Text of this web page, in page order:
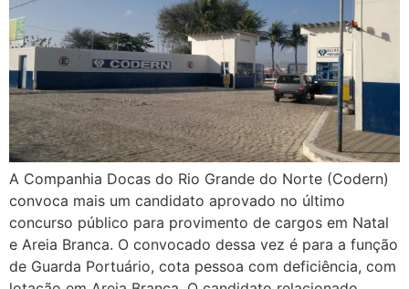
A Companhia Docas do Rio Grande do Norte (Codern)
convoca mais um candidato aprovado no último
concurso público para provimento de cargos em Natal
e Areia Branca. O convocado dessa vez é para a função
de Guarda Portuário, cota pessoa com deficiência, com